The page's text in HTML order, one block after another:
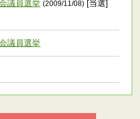
議員選挙 (2009/11/08) [当選]
議員選挙